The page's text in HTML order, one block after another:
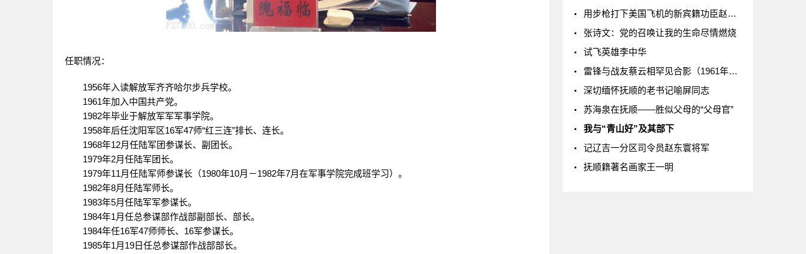
任职情况：
1956年入读解放军齐齐哈尔步兵学校。
1961年加入中国共产党。
1982年毕业于解放军军军事学院。
1958年后任沈阳军区16军47师“红三连”排长、连长。
1968年12月任陆军团参谋长、副团长。
1979年2月任陆军团长。
1979年11月任陆军师参谋长（1980年10月－1982年7月在军事学院完成班学习）。
1982年8月任陆军师长。
1983年5月任陆军军参谋长。
1984年1月任总参谋部作战部副部长、部长。
1984年任16军47师师长、16军参谋长。
1985年1月19日任总参谋部作战部部长。
用步枪打下美国飞机的新宾籍功臣赵宝印
张诗文：党的召唤让我的生命尽情燃烧
试飞英雄李中华
雷锋与战友蔡云相罕见合影（1961年5月1日）
深切缅怀抚顺的老书记喻屏同志
苏海泉在抚顺——胜似父母的“父母官”
我与“青山好”及其部下
记辽吉一分区司令员赵东寰将军
抚顺籍著名画家王一明